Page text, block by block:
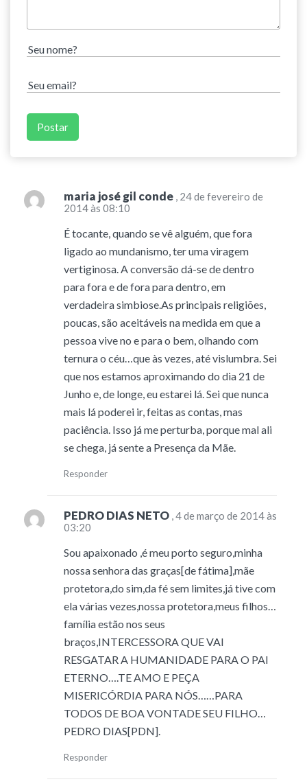
maria josé gil conde , 24 de fevereiro de
2014 às 08:10
É tocante, quando se vê alguém, que fora
ligado ao mundanismo, ter uma viragem
vertiginosa. A conversão dá-se de dentro
para fora e de fora para dentro, em
verdadeira simbiose.As principais religiões,
poucas, são aceitáveis na medida em que a
pessoa vive no e para o bem, olhando com
ternura o céu…que às vezes, até vislumbra. Sei
que nos estamos aproximando do dia 21 de
Junho e, de longe, eu estarei lá. Sei que nunca
mais lá poderei ir, feitas as contas, mas
paciência. Isso já me perturba, porque mal ali
se chega, já sente a Presença da Mãe.
Responder
PEDRO DIAS NETO , 4 de março de 2014 às
03:20
Sou apaixonado ,é meu porto seguro,minha
nossa senhora das graças[de fátima],mãe
protetora,do sim,da fé sem limites,já tive com
ela várias vezes,nossa protetora,meus filhos…
família estão nos seus
braços,INTERCESSORA QUE VAI
RESGATAR A HUMANIDADE PARA O PAI
ETERNO….TE AMO E PEÇA
MISERICÓRDIA PARA NÓS……PARA
TODOS DE BOA VONTADE SEU FILHO…
PEDRO DIAS[PDN].
Responder